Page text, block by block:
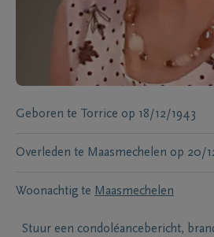
Geboren te Torrice op 18/12/1943
Overleden te Maasmechelen op 20/
Woonachtig te Maasmechelen
Stuur een condoléancebericht,